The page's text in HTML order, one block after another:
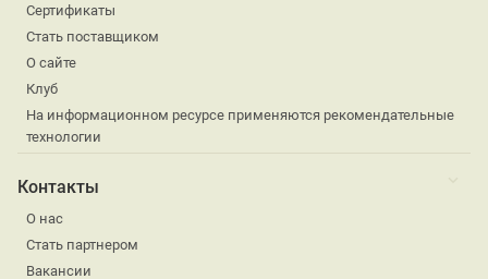
Сертификаты
Стать поставщиком
О сайте
Клуб
На информационном ресурсе применяются рекомендательные
технологии
Контакты
О нас
Стать партнером
Вакансии